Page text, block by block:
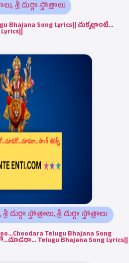
, శ్రీ దుర్గా స్తోత్రాలు
Bhajana Song Lyrics|| చుక్కల్లాంటి…
,శ్రీ దుర్గా స్తోత్రాలు,శ్రీ దుర్గా స్తోత్రాలు
Telugu Bhajana Song
Telugu Bhajana Song Lyrics||